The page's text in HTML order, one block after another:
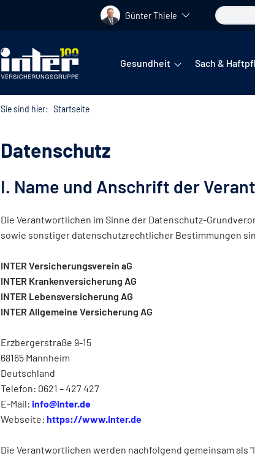
Günter Thiele
Hier befindet sich das
Gesundheit Sach &
Sie sind hier: Startseite
Datenschutz
I. Name und Anschrift der
Die Verantwortlichen im Sinne der Datenschutz-
sowie sonstiger datenschutzrechtlicher Bestimmungen
INTER Versicherungsverein aG
INTER Krankenversicherung AG
INTER Lebensversicherung AG
INTER Allgemeine Versicherung AG
Erzbergerstraße 9-15
68165 Mannheim
Deutschland
Telefon: 0621 – 427 427
E-Mail: info@inter.de
Webseite: https://www.inter.de
Die Verantwortlichen werden nachfolgend gemeinsam als